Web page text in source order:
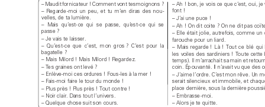
– Maudit fornicateur ! Comment vont tes moignons ?
– Reg arde-moi un peu, et tu m’en diras des nou-
velles, de ta lumière.
–  Mais  qu’est-ce  qui  se  passe,  qu’est-ce  qui  se
passe ?
– Je vais te laisser
– Qu’est-ce que c’est, m on g ros ? C’est  pour
la
bagatelle ?
– Mais Milord ! Mais Milord ! Regardez.
– Tes graines ont levé ?
– Enlève-moi ces ordures ! Fous- les à la mer !
– Fais-moi faire le tour du monde !
– Plus près ! Plus près ! Tout contre !
– Noir c lair. Dans tout l’univers.
– Quelque chose suit son cours.
– Ah ! bon, je vois ce que c’est, oui, je
font !
– J’ai une puce !
– Ah ! On dit coite ? On ne dit pas co
– Elle était jo lie, autrefois, comme un
farouche pour un liard.
– Mais regarde ! Là ! Tout ce blé qui
les voiles des sardiniers ! Toute cette
temps). Il m’arrachait sa main et re
coin. Ép ouvanté. Il n’avait vu que des c
– J’aime l’ordre. C’est mon rêve. Un
serait silencieux et immobile, et cha
place dernière, sous la dernière pous
– Embrasse-moi.
– Alors je te quitte.